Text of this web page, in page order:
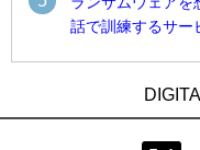
話で訓練するサー
近大病院と中外製薬
合基盤を本格稼働
鹿島建設、鋼管柱へ